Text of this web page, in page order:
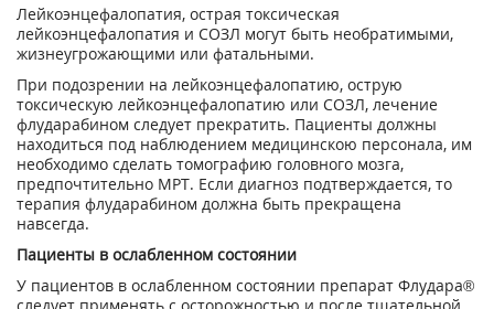
Лейкоэнцефалопатия, острая токсическая
лейкоэнцефалопатия и СОЗЛ могут быть необратимыми,
жизнеугрожающими или фатальными.
При подозрении на лейкоэнцефалопатию, острую
токсическую лейкоэнцефалопатию или CОЗЛ, лечение
флударабином следует прекратить. Пациенты должны
находиться под наблюдением медицинскою персонала, им
необходимо сделать томографию головного мозга,
предпочтительно МРТ. Если диагноз подтверждается, то
терапия флударабином должна быть прекращена
навсегда.
Пациенты в ослабленном состоянии
У пациентов в ослабленном состоянии препарат Флудара®